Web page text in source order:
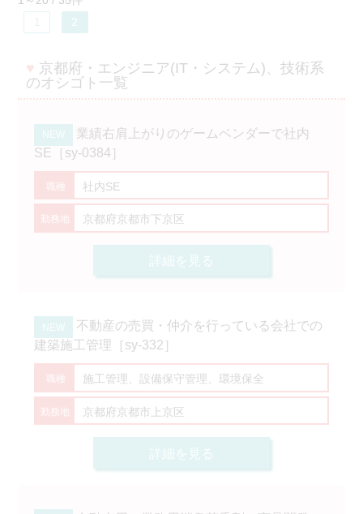
1 2
♥ 京都府・エンジニア(IT・システム)、技術系
のオシゴト一覧
業績右肩上がりのゲームベンダーで社内
SE［sy-0384］
社内SE
京都府京都市下京区
詳細を見る
不動産の売買・仲介を行っている会社での
建築施工管理［sy-332］
施工管理、設備保守管理、環境保全
京都府京都市上京区
詳細を見る